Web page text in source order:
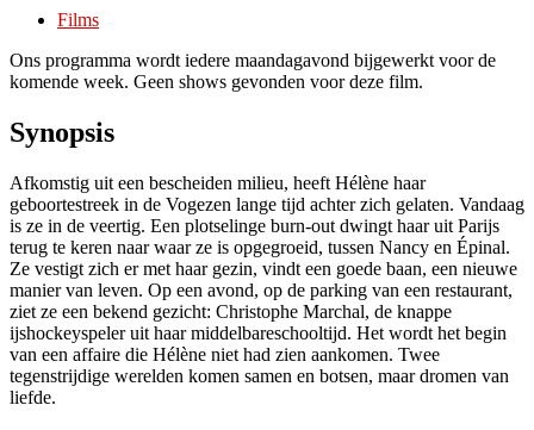
Films
Ons programma wordt iedere maandagavond bijgewerkt voor de
komende week. Geen shows gevonden voor deze film.
Synopsis
Afkomstig uit een bescheiden milieu, heeft Hélène haar
geboortestreek in de Vogezen lange tijd achter zich gelaten. Vandaag
is ze in de veertig. Een plotselinge burn-out dwingt haar uit Parijs
terug te keren naar waar ze is opgegroeid, tussen Nancy en Épinal.
Ze vestigt zich er met haar gezin, vindt een goede baan, een nieuwe
manier van leven. Op een avond, op de parking van een restaurant,
ziet ze een bekend gezicht: Christophe Marchal, de knappe
ijshockeyspeler uit haar middelbareschooltijd. Het wordt het begin
van een affaire die Hélène niet had zien aankomen. Twee
tegenstrijdige werelden komen samen en botsen, maar dromen van
liefde.